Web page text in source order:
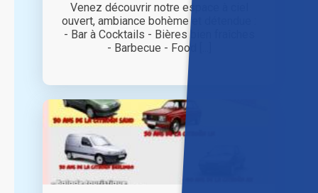
Venez découvrir notre espace à ciel
ouvert, ambiance bohème et détendue :
- Bar à Cocktails - Bières bien fraîches
- Barbecue - Food [...]